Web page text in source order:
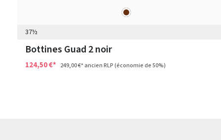
marron
37½
Bottines Guad 2 noir
124,50 €* 249,00 €*ancien RLP(économie de 50%)